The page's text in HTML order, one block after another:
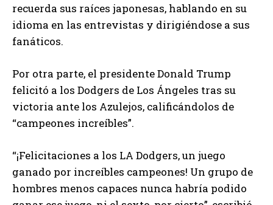
recuerda sus raíces japonesas, hablando en su
idioma en las entrevistas y dirigiéndose a sus
fanáticos.
Por otra parte, el presidente Donald Trump
felicitó a los Dodgers de Los Ángeles tras su
victoria ante los Azulejos, calificándolos de
“campeones increíbles”.
“¡Felicitaciones a los LA Dodgers, un juego
ganado por increíbles campeones! Un grupo de
hombres menos capaces nunca habría podido